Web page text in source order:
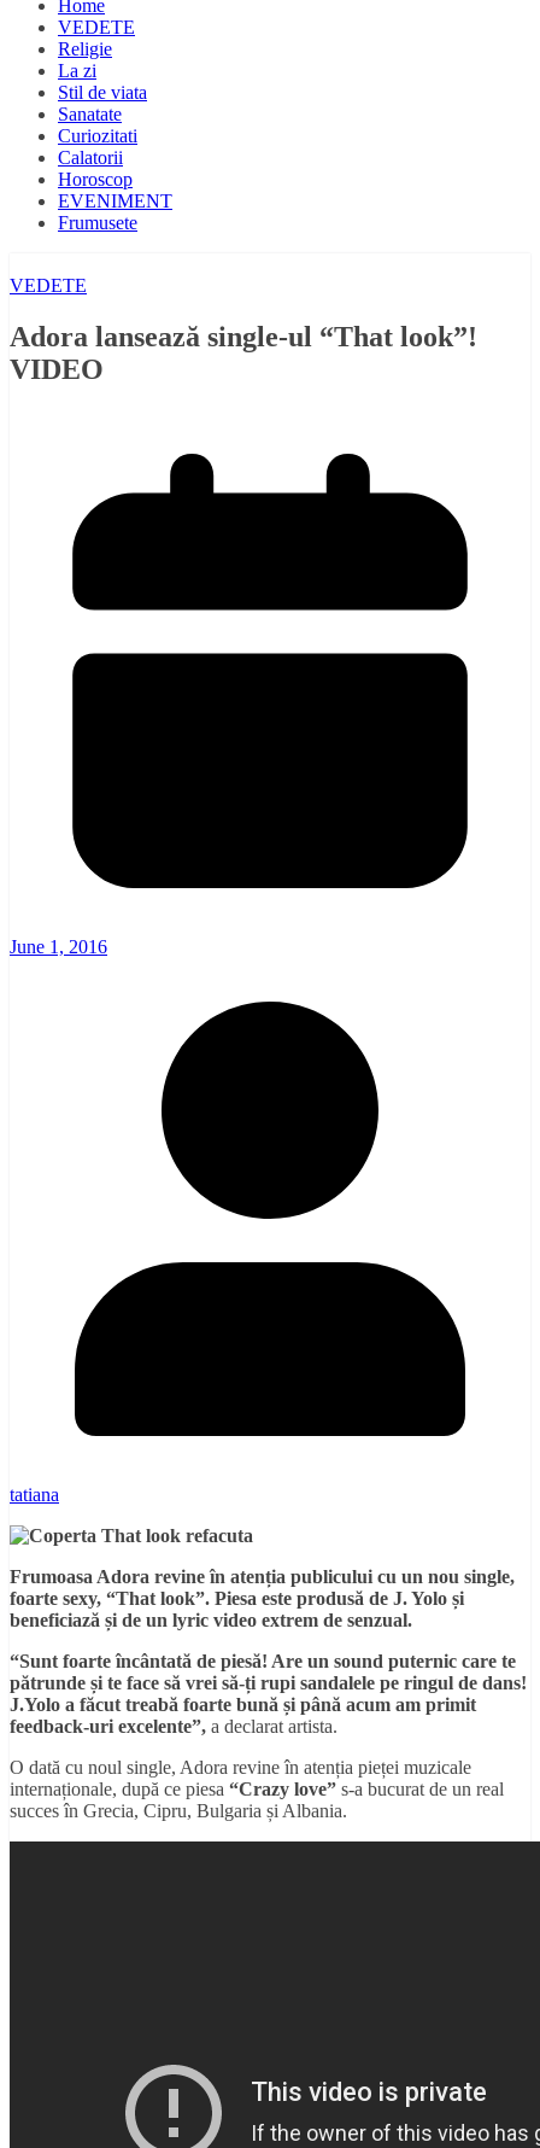
Home
VEDETE
Religie
La zi
Stil de viata
Sanatate
Curiozitati
Calatorii
Horoscop
EVENIMENT
Frumusete
VEDETE
Adora lansează single-ul “That look”!
VIDEO
June 1, 2016
tatiana
Frumoasa Adora revine în atenția publicului cu un nou single,
foarte sexy, “That look”. Piesa este produsă de J. Yolo și
beneficiază și de un lyric video extrem de senzual.
“Sunt foarte încântată de piesă! Are un sound puternic care te
pătrunde și te face să vrei să-ți rupi sandalele pe ringul de dans!
J.Yolo a făcut treabă foarte bună și până acum am primit
feedback-uri excelente”, a declarat artista.
O dată cu noul single, Adora revine în atenția pieței muzicale
internaționale, după ce piesa “Crazy love” s-a bucurat de un real
succes în Grecia, Cipru, Bulgaria și Albania.